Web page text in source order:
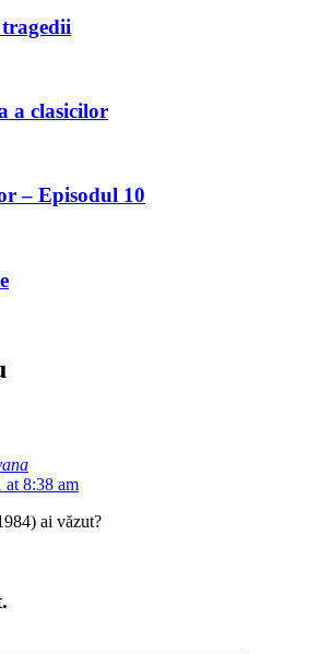
a clasicilor
– Episodul 10
at 8:38 am
ai văzut?